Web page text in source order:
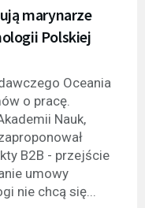
marynarze
Polskiej
Oceania
o pracę.
Nauk,
B2B - przejście
umowy
nie chcą się...